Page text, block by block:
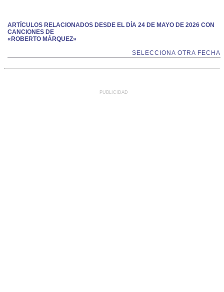
ARTÍCULOS RELACIONADOS DESDE EL DÍA 24 DE MAYO DE 2026 CON
CANCIONES DE
«ROBERTO MÁRQUEZ»
SELECCIONA OTRA FECHA
PUBLICIDAD